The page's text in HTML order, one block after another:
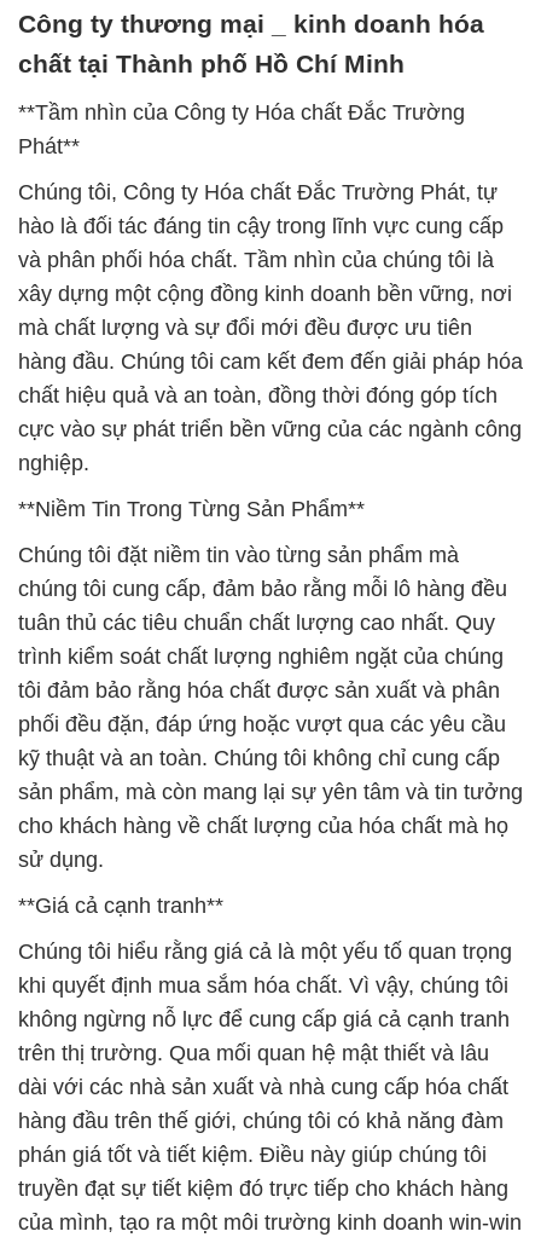
Công ty thương mại _ kinh doanh hóa
chất tại Thành phố Hồ Chí Minh
**Tầm nhìn của Công ty Hóa chất Đắc Trường
Phát**
Chúng tôi, Công ty Hóa chất Đắc Trường Phát, tự
hào là đối tác đáng tin cậy trong lĩnh vực cung cấp
và phân phối hóa chất. Tầm nhìn của chúng tôi là
xây dựng một cộng đồng kinh doanh bền vững, nơi
mà chất lượng và sự đổi mới đều được ưu tiên
hàng đầu. Chúng tôi cam kết đem đến giải pháp hóa
chất hiệu quả và an toàn, đồng thời đóng góp tích
cực vào sự phát triển bền vững của các ngành công
nghiệp.
**Niềm Tin Trong Từng Sản Phẩm**
Chúng tôi đặt niềm tin vào từng sản phẩm mà
chúng tôi cung cấp, đảm bảo rằng mỗi lô hàng đều
tuân thủ các tiêu chuẩn chất lượng cao nhất. Quy
trình kiểm soát chất lượng nghiêm ngặt của chúng
tôi đảm bảo rằng hóa chất được sản xuất và phân
phối đều đặn, đáp ứng hoặc vượt qua các yêu cầu
kỹ thuật và an toàn. Chúng tôi không chỉ cung cấp
sản phẩm, mà còn mang lại sự yên tâm và tin tưởng
cho khách hàng về chất lượng của hóa chất mà họ
sử dụng.
**Giá cả cạnh tranh**
Chúng tôi hiểu rằng giá cả là một yếu tố quan trọng
khi quyết định mua sắm hóa chất. Vì vậy, chúng tôi
không ngừng nỗ lực để cung cấp giá cả cạnh tranh
trên thị trường. Qua mối quan hệ mật thiết và lâu
dài với các nhà sản xuất và nhà cung cấp hóa chất
hàng đầu trên thế giới, chúng tôi có khả năng đàm
phán giá tốt và tiết kiệm. Điều này giúp chúng tôi
truyền đạt sự tiết kiệm đó trực tiếp cho khách hàng
của mình, tạo ra một môi trường kinh doanh win-win